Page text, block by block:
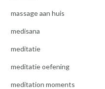
massage aan huis
medisana
meditatie
meditatie oefening
meditation moments